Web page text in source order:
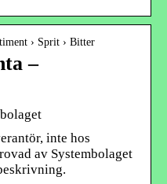
› Sprit › Bitter
–
inte hos
av Systembolaget